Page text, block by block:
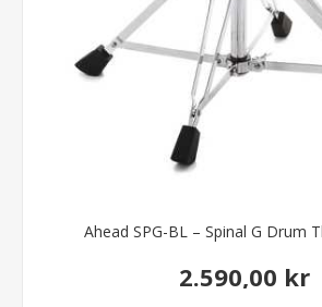
Ahead SPG-BL – Spinal G Drum
2.590,00 kr